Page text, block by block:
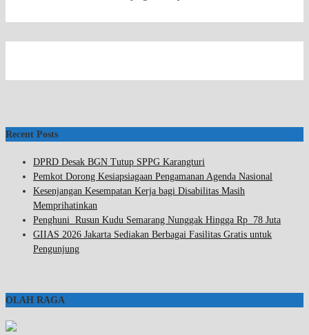
Recent Posts
DPRD Desak BGN Tutup SPPG Karangturi
Pemkot Dorong Kesiapsiagaan Pengamanan Agenda Nasional
Kesenjangan Kesempatan Kerja bagi Disabilitas Masih
Memprihatinkan
Penghuni Rusun Kudu Semarang Nunggak Hingga Rp 78 Juta
GIIAS 2026 Jakarta Sediakan Berbagai Fasilitas Gratis untuk
Pengunjung
OLAH RAGA